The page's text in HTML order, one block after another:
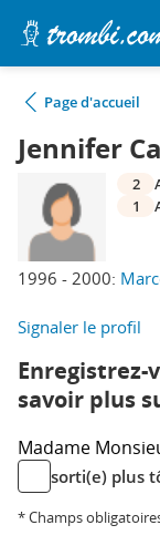
Page d'accueil
Jennifer
1996 - 2000:
2
1
Signaler le profil
savoir plus
Madame
sorti(e) plus
* Champs